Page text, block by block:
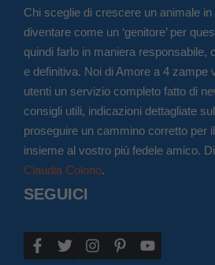
Chi sceglie di crescere un animale
diventare come un ‘genitore’ per
quindi farlo in maniera responsabile,
e definitiva. Noi di Amore a 4 zampe
utenti un servizio completo fatto di
consigli utili, indicazioni dettagliate
proseguire un cammino corretto per
insieme al vostro più fedele amico.
Claudia Colono.
SEGUICI